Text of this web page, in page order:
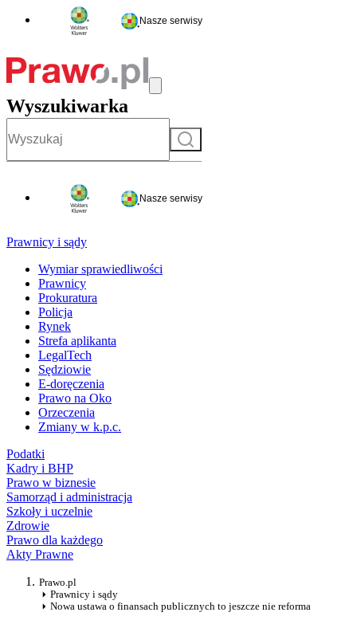
Nasze serwisy
Wyszukiwarka
Szukaj
Nasze serwisy
Prawnicy i sądy
Wymiar sprawiedliwości
Prawnicy
Prokuratura
Policja
Rynek
Strefa aplikanta
LegalTech
Sędziowie
E-doręczenia
Prawo na Oko
Orzeczenia
Zmiany w k.p.c.
Podatki
Kadry i BHP
Prawo w biznesie
Samorząd i administracja
Szkoły i uczelnie
Zdrowie
Prawo dla każdego
Akty Prawne
Prawo.pl
Prawnicy i sądy
Nowa ustawa o finansach publicznych to jeszcze nie reforma